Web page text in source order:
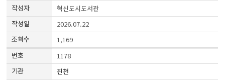
혁신도시도서관
2026.07.22
1,169
1178
진천